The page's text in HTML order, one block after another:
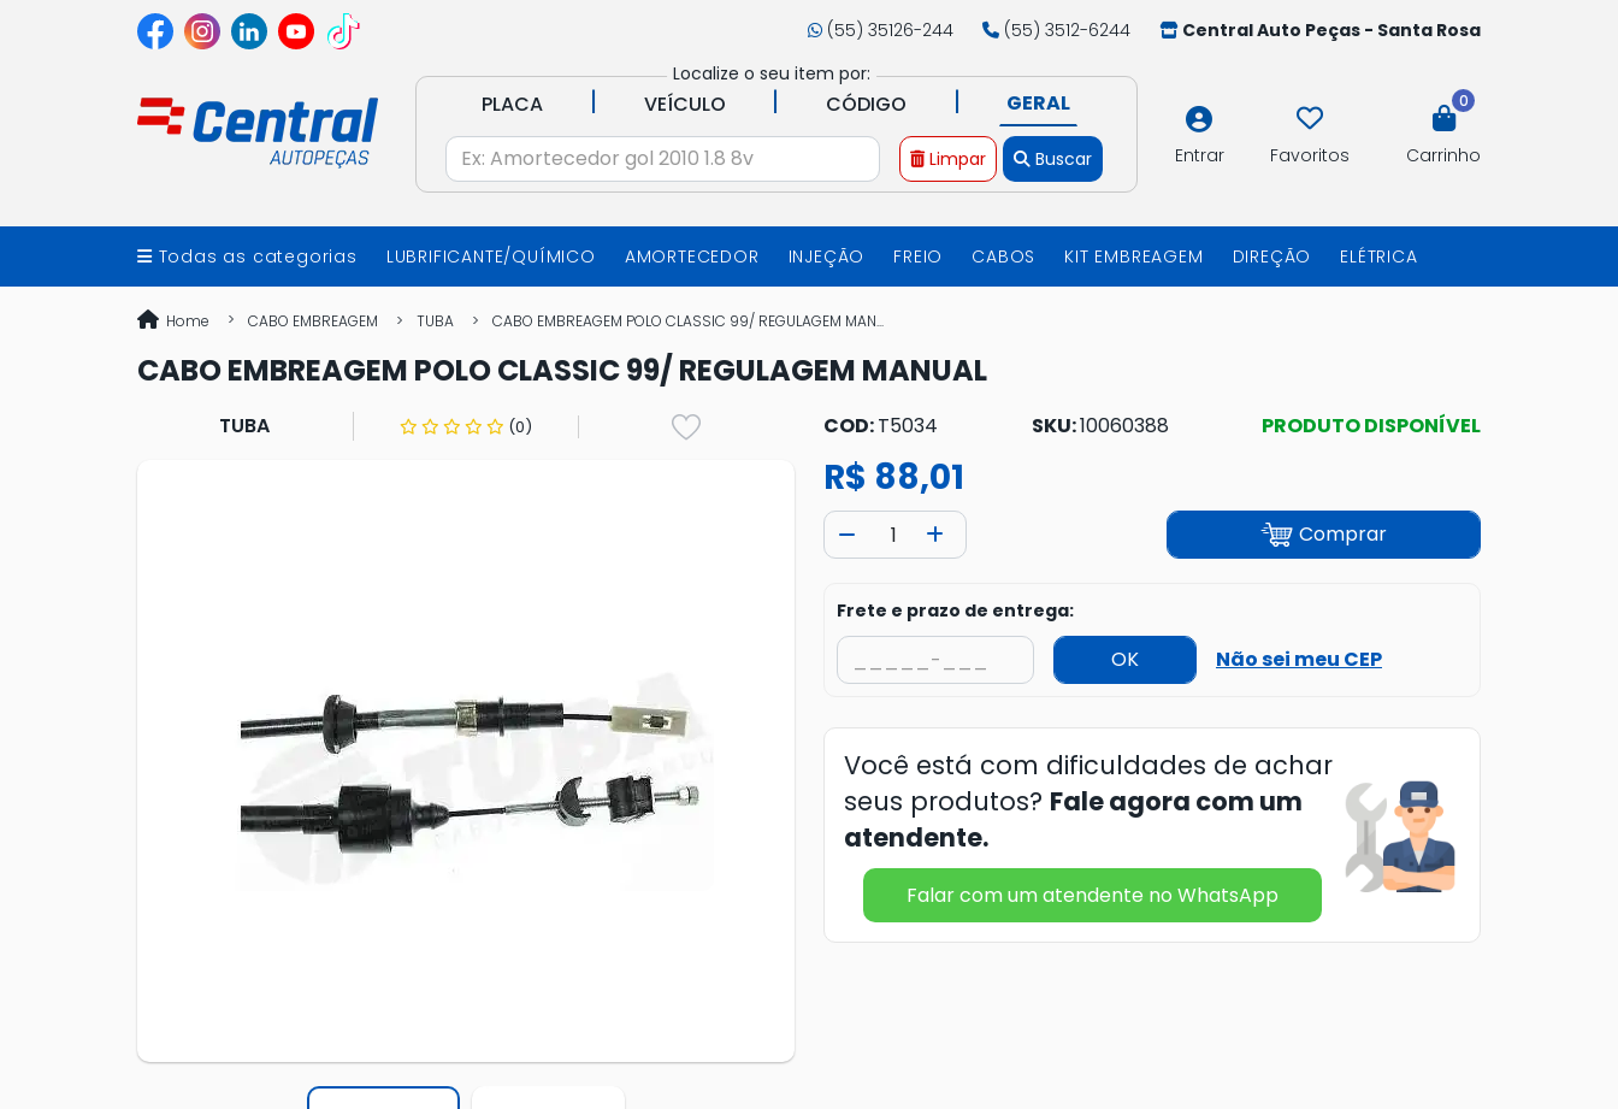
(55) 35126-244 (55) 3512-6244
Central Auto Peças - Santa Rosa
Localize o seu item por:
PLACA | VEÍCULO | CÓDIGO | GERAL
Limpar Buscar Entrar Favoritos
0
Carrinho
Todas as categorias LUBRIFICANTE/QUÍMICO AMORTECEDOR INJEÇÃO FREIO CABOS KIT EMBREAGEM DIREÇÃO ELÉTRICA
Home CABO EMBREAGEM TUBA CABO EMBREAGEM POLO CLASSIC 99/ REGULAGEM MAN...
CABO EMBREAGEM POLO CLASSIC 99/ REGULAGEM MANUAL
TUBA (0) COD:T5034 SKU:10060388 PRODUTO DISPONÍVEL
R$ 88,01
Comprar
Frete e prazo de entrega:
OK Não sei meu CEP
Você está com dificuldades de achar
seus produtos? Fale agora com um
atendente.
Falar com um atendente no WhatsApp